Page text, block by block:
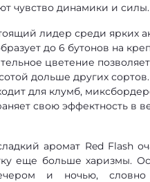
чувство динамики и силы.
лидер среди ярких
до 6 бутонов на
цветение позволяет
дольше других сортов.
для клумб,
свою эффектность в
аромат Red Flash
еще больше харизмы.
и ночью, словно